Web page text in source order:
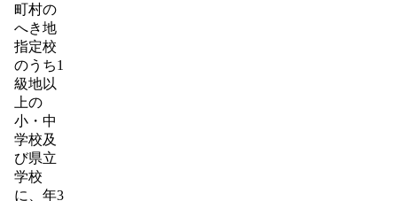
町村の
へき地
指定校
のうち1
級地以
上の
小・中
学校及
び県立
学校
に、年3